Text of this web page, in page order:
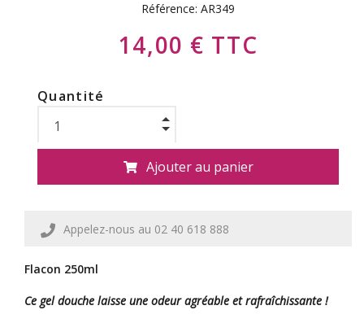
Référence: AR349
14,00 € TTC
Quantité
Ajouter au panier
Appelez-nous au 02 40 618 888
Flacon 250ml
Ce gel douche laisse une odeur agréable et rafraîchissante !